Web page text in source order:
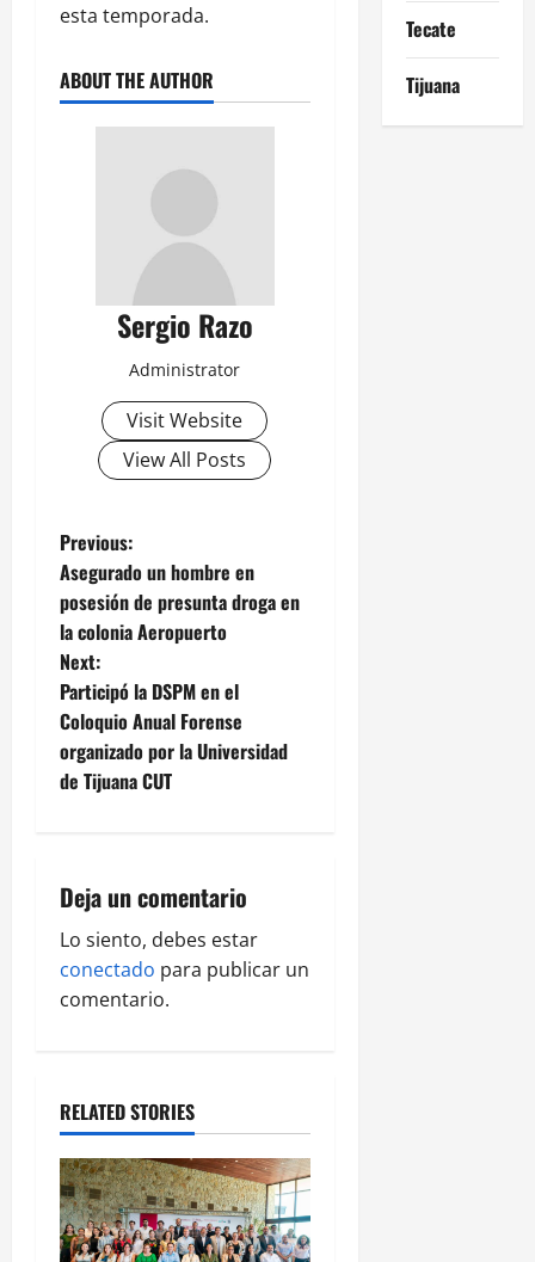
esta temporada.
ABOUT THE AUTHOR
Sergio Razo
Administrator
Visit Website
View All Posts
P
o
s
t
n
a
i
g
a
i
o
n
Previous:
Asegurado un hombre en
posesión de presunta droga en
la colonia Aeropuerto
Next:
Participó la DSPM en el
Coloquio Anual Forense
organizado por la Universidad
de Tijuana CUT
Deja un comentario
Lo siento, debes estar
conectado para publicar un
comentario.
RELATED STORIES
Tecate
Tijuana